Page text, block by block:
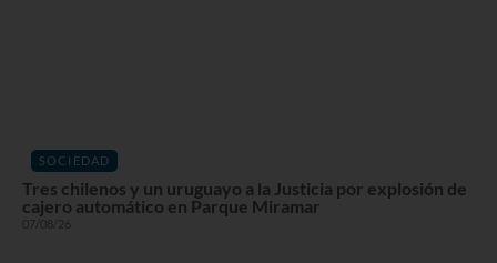
SOCIEDAD
Tres chilenos y un uruguayo a la Justicia por explosión de
cajero automático en Parque Miramar
07/08/26